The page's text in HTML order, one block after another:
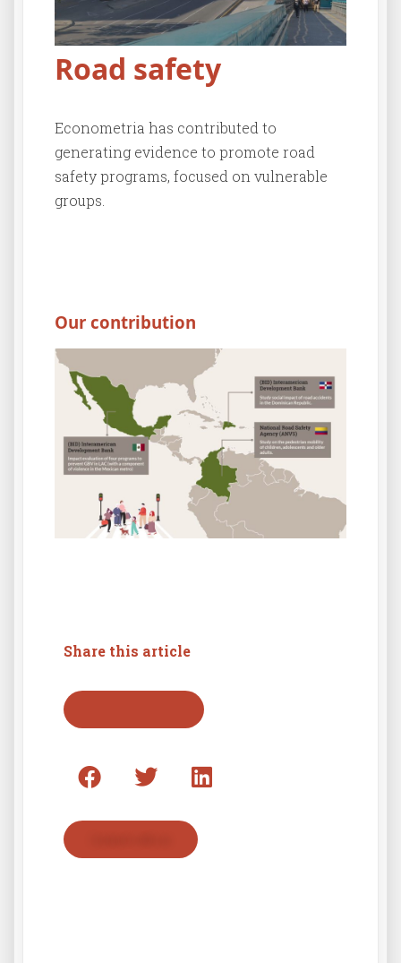
Road safety
Econometria has contributed to
generating evidence to promote road
safety programs, focused on vulnerable
groups.
Our contribution
Share this article